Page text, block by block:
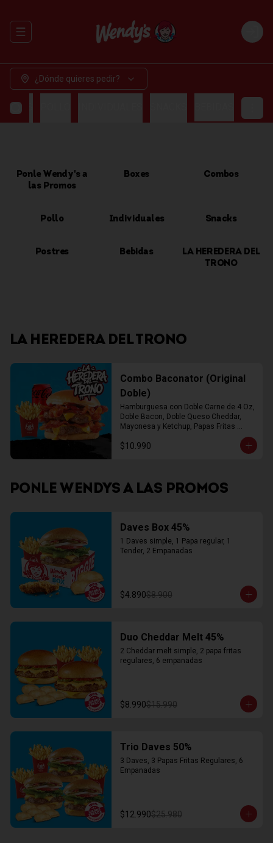
Abrir menu de navegación Login
¿Dónde quieres pedir?
Ponle Wendy's a
las Promos
Boxes Combos
Pollo Individuales Snacks
Postres Bebidas
LA HEREDERA DEL
TRONO
LA HEREDERA DEL TRONO
Combo Baconator (Original
Doble)
Hamburguesa con Doble Carne de 4 Oz,
Doble Bacon, Doble Queso Cheddar,
Mayonesa y Ketchup, Papas Fritas
$10.990
PONLE WENDYS A LAS PROMOS
Daves Box 45%
1 Daves simple, 1 Papa regular, 1
Tender, 2 Empanadas
$4.890$8.900
Duo Cheddar Melt 45%
2 Cheddar melt simple, 2 papa fritas
regulares, 6 empanadas
$8.990$15.990
Trio Daves 50%
3 Daves, 3 Papas Fritas Regulares, 6
Empanadas
$12.990$25.980